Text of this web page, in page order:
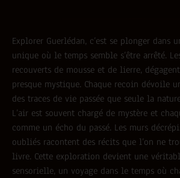
Explorer Guerlédan, c’est se plonger dans
unique où le temps semble s’être arrêté.
recouverts de mousse et de lierre,
presque mystique. Chaque recoin dévoile
des traces de vie passée que seule la
L’air est souvent chargé de mystère et
comme un écho du passé. Les murs
oubliés racontent des récits que l’on ne
livre. Cette exploration devient une
sensorielle, un voyage dans le temps où